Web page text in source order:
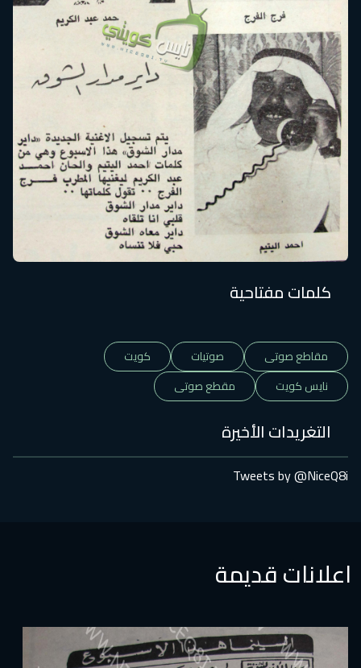
كلمات مفتاحية
مقاطع صوتى صوتيات
كويت
نايس كويت
مقطع صوتى
التغريدات الأخيرة
Tweets by @NiceQ8i
اعلانات قديمة